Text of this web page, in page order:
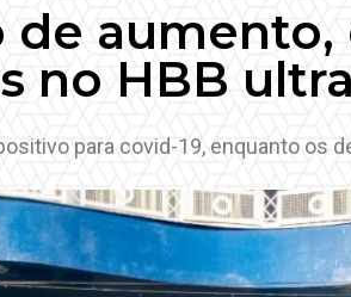
de
no HBB
para covid-19, enquanto os